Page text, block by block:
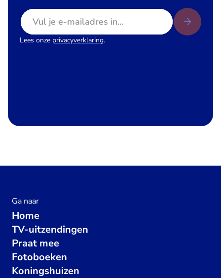
E-mailadres
Lees onze privacyverklaring.
Ga naar
Home
TV-uitzendingen
Praat mee
Fotoboeken
Koningshuizen